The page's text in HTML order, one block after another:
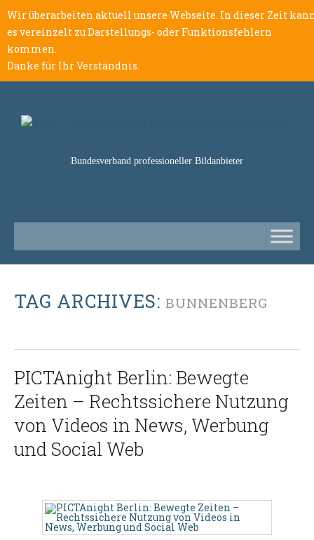
Wir überarbeiten aktuell unsere Webseite. In dieser Zeit
es vereinzelt zu Darstellungs- oder Funktionsfehlern
kommen.
Danke für Ihr Verständnis.
Bundesverband professioneller Bildanbieter
TAG ARCHIVES: BUNNENBERG
PICTAnight Berlin: Bewegte
Zeiten – Rechtssichere Nutzung
von Videos in News, Werbung
und Social Web